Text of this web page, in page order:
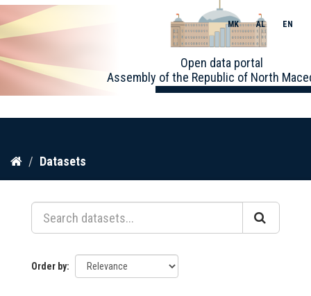
Skip
content
Open data portal
Assembly of the Republic of North
MK AL EN
Datasets
Order by